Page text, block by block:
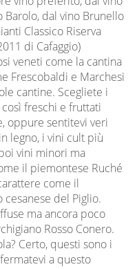
Barolo, dal vino Brunello
Classico Riserva
di Cafaggio)
veneti come la cantina
Frescobaldi e Marchesi
cantine. Scegliete i
freschi e fruttati
oppure sentitevi veri
legno, i vini cult più
vini minori ma
il piemontese Ruché
come il
cesanese del Piglio.
ma ancora poco
Rosso Conero.
Certo, questi sono i
a questo